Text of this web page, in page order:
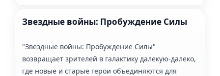
Звездные войны: Пробуждение Силы
"Звездные войны: Пробуждение Силы"
возвращает зрителей в галактику далекую-далеко,
где новые и старые герои объединяются для